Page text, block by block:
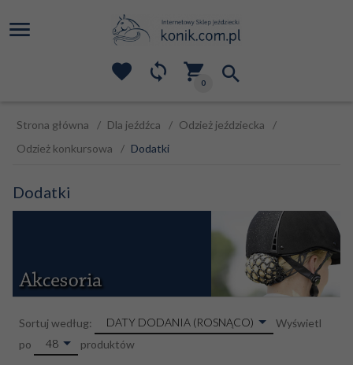
0
Strona główna Dla jeźdźca
Odzież jeździecka
Odzież konkursowa
Dodatki
Dodatki
Sortuj według: sortDATY DODANIA (ROSNĄCO)
Wyświetl
po
pop48 produktów